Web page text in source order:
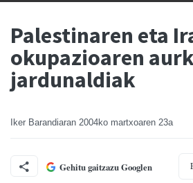
Palestinaren eta
okupazioaren
jardunaldiak
Iker Barandiaran 2004ko martxoaren 23a
Gehitu gaitzazu Googlen